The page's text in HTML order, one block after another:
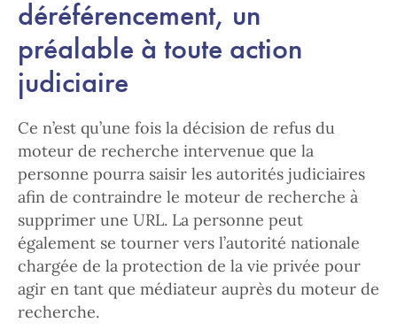
déréférencement, un
préalable à toute action
judiciaire
Ce n’est qu’une fois la décision de refus du
moteur de recherche intervenue que la
personne pourra saisir les autorités judiciaires
afin de contraindre le moteur de recherche à
supprimer une URL. La personne peut
également se tourner vers l’autorité nationale
chargée de la protection de la vie privée pour
agir en tant que médiateur auprès du moteur de
recherche.